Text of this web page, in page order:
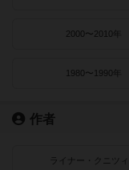
2000〜2010年
1980〜1990年
作者
ライナー・クニツ